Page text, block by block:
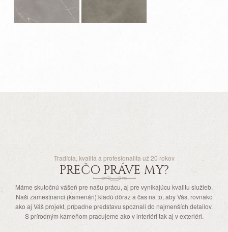
Tradícia, kvalita a profesionalita už 20 rokov
PREČO PRÁVE MY?
Máme skutočnú vášeň pre našu prácu, aj pre vynikajúcu kvalitu služieb.
Naši zamestnanci (kamenári) kladú dôraz a čas na to, aby Vás, rovnako
ako aj Váš projekt, prípadne predstavu spoznali do najmenších detailov.
S prírodným kameňom pracujeme ako v interiéri tak aj v exteriéri.